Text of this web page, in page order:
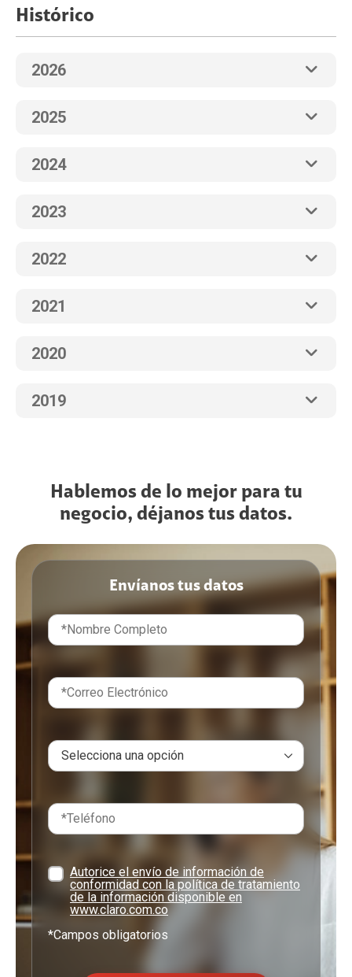
Histórico
2026
2025
2024
2023
2022
2021
2020
2019
Hablemos de lo mejor para tu
negocio, déjanos tus datos.
Envíanos tus datos
Autorice el envío de información de
conformidad con la política de tratamiento
de la información disponible en
www.claro.com.co
*Campos obligatorios